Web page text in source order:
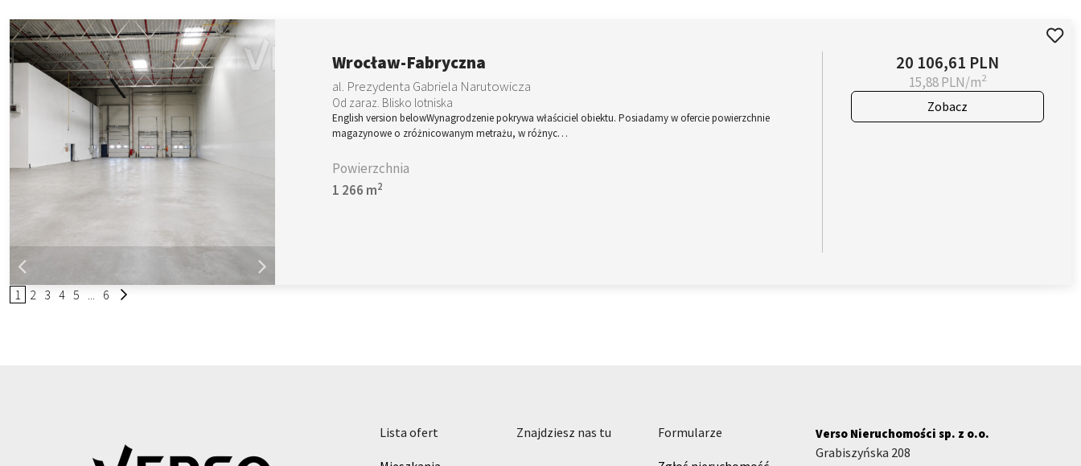
Wrocław-Fabryczna
al. Prezydenta Gabriela Narutowicza
Od zaraz. Blisko lotniska
English version belowWynagrodzenie pokrywa właściciel obiektu. Posiadamy w ofercie powierzchnie
magazynowe o zróżnicowanym metrażu, w różnyc…
Powierzchnia
1 266 m2
20 106,61 PLN
15,88 PLN/m2
Zobacz
1 2 3 4 5 ... 6
lista ofert znajdziesz nas tu formularze Verso Nieruchomości sp. z o.o.
Grabiszyńska 208